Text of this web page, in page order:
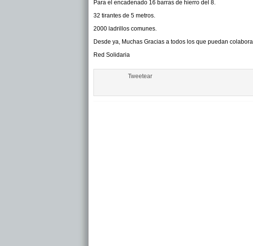
Para el encadenado 16 barras de hierro del 8.
32 tirantes de 5 metros.
2000 ladrillos comunes.
Desde ya, Muchas Gracias a todos los que puedan
Red Solidaria
Tweetear